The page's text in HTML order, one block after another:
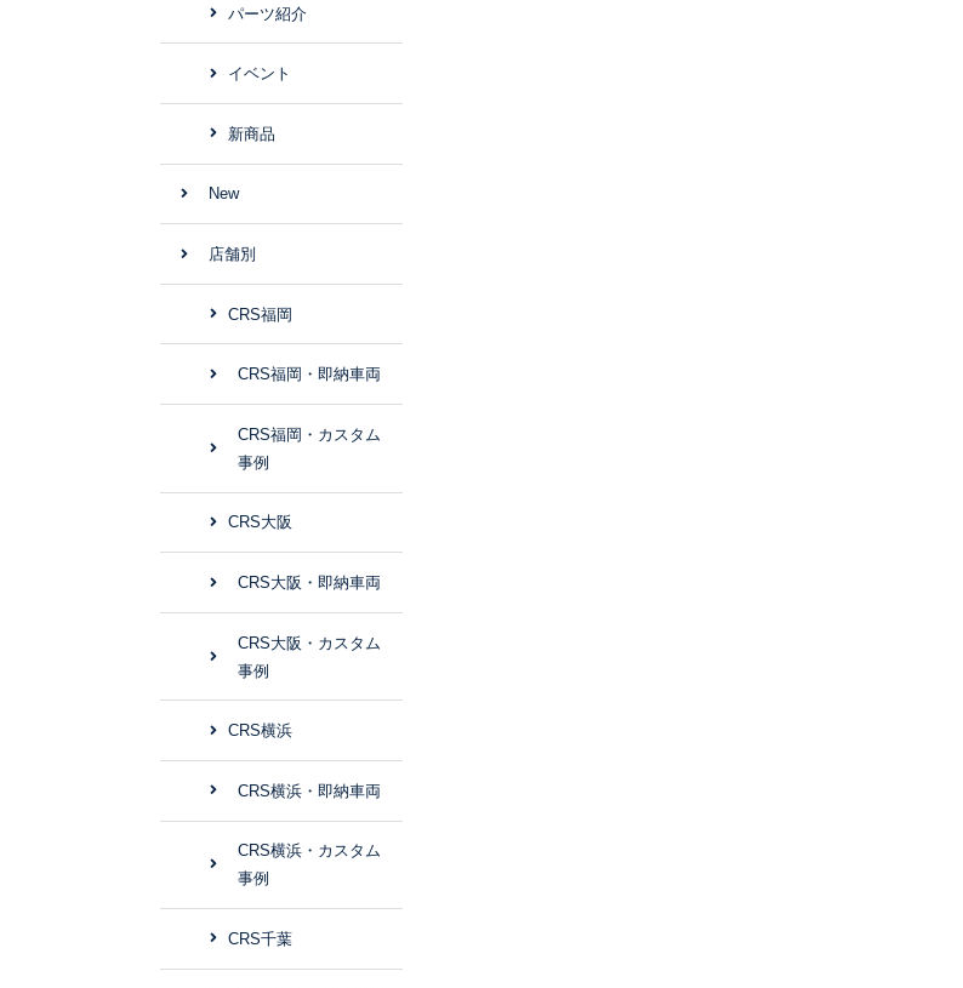
パーツ紹介
イベント
新商品
New
店舗別
CRS福岡
CRS福岡・即納車両
CRS福岡・カスタム
事例
CRS大阪
CRS大阪・即納車両
CRS大阪・カスタム
事例
CRS横浜
CRS横浜・即納車両
CRS横浜・カスタム
事例
CRS千葉